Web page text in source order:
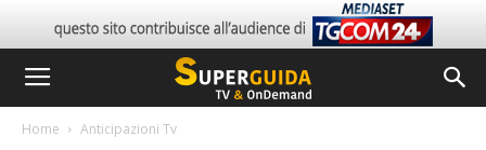
Home Anticipazioni Tv